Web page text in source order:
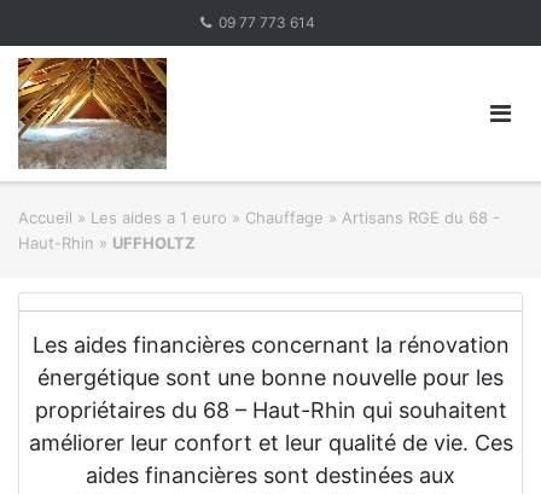
content
09 77 773 614
Accueil » Les aides a 1 euro » Chauffage » Artisans RGE du 68 -
Haut-Rhin » UFFHOLTZ
Les aides financières concernant la rénovation
énergétique sont une bonne nouvelle pour les
propriétaires du 68 – Haut-Rhin qui souhaitent
améliorer leur confort et leur qualité de vie. Ces
aides financières sont destinées aux